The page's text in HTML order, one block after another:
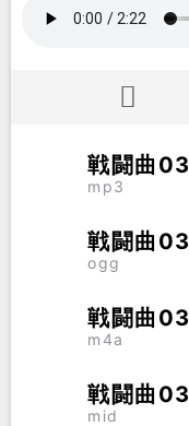
戦闘曲03
mp3
戦闘曲03
ogg
戦闘曲03
m4a
戦闘曲03
mid